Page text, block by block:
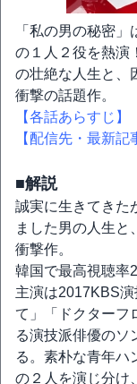
「私の男の秘密
の１人２役を熱演
の壮絶な人生と、
衝撃の話題作。
【各話あらすじ】
【配信先・最新記
■解説
誠実に生きてきた
ました男の人生と
衝撃作。
韓国で最高視聴率
主演は2017KBS
て」「ドクターフ
る演技派俳優のソ
る。素朴な青年ハ
の２人を演じ分け